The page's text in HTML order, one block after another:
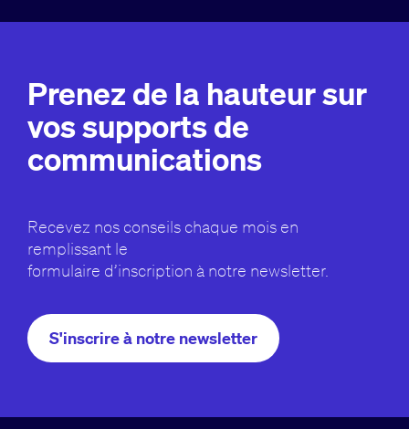
Prenez de la hauteur sur
vos supports de
communications
Recevez nos conseils chaque mois en
remplissant le
formulaire d’inscription à notre newsletter.
S'inscrire à notre newsletter